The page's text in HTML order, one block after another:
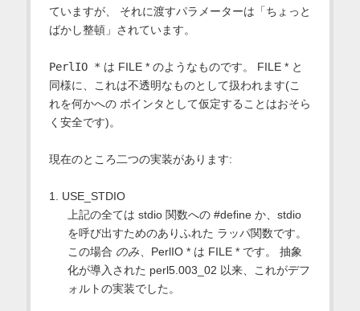
ていますが、 それに渡すパラメーターは「ちょっと
ばかし整頓」されています。
PerlIO * は FILE * のようなものです。 FILE * と
同様に、これは不透明なものとして扱われます(こ
れを何かへの ポインタとして仮定することはおそら
く安全です)。
現在のところ二つの実装があります:
1. USE_STDIO
上記の全ては stdio 関数への #define か、stdio
を呼び出すためのありふれた ラッパ関数です。
この場合 のみ 、PerlIO * は FILE * です。 抽象
化が導入された perl5.003_02 以来、これがデフ
ォルトの実装でした。